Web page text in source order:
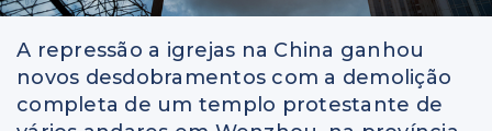
A repressão a igrejas na China ganhou
novos desdobramentos com a demolição
completa de um templo protestante de